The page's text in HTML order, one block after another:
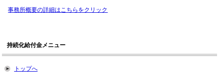
事務所概要の詳細はこちらをクリック
持続化給付金メニュー
トップへ